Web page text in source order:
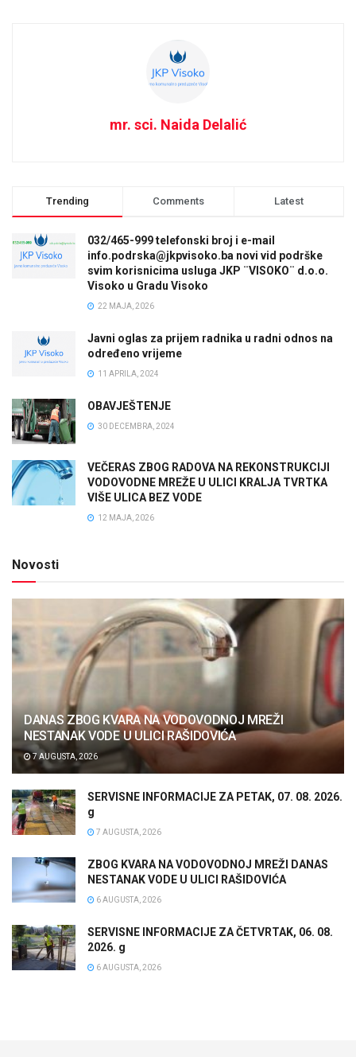
mr. sci. Naida Delalić
Trending Comments Latest
032/465-999 telefonski broj i e-mail
info.podrska@jkpvisoko.ba novi vid podrške
svim korisnicima usluga JKP ¨VISOKO¨ d.o.o.
Visoko u Gradu Visoko
22 MAJA, 2026
Javni oglas za prijem radnika u radni odnos na
određeno vrijeme
11 APRILA, 2024
OBAVJEŠTENJE
30 DECEMBRA, 2024
VEČERAS ZBOG RADOVA NA REKONSTRUKCIJI
VODOVODNE MREŽE U ULICI KRALJA TVRTKA
VIŠE ULICA BEZ VODE
12 MAJA, 2026
Novosti
DANAS ZBOG KVARA NA VODOVODNOJ MREŽI
NESTANAK VODE U ULICI RAŠIDOVIĆA
7 AUGUSTA, 2026
SERVISNE INFORMACIJE ZA PETAK, 07. 08. 2026.
g
7 AUGUSTA, 2026
ZBOG KVARA NA VODOVODNOJ MREŽI DANAS
NESTANAK VODE U ULICI RAŠIDOVIĆA
6 AUGUSTA, 2026
SERVISNE INFORMACIJE ZA ČETVRTAK, 06. 08.
2026. g
6 AUGUSTA, 2026